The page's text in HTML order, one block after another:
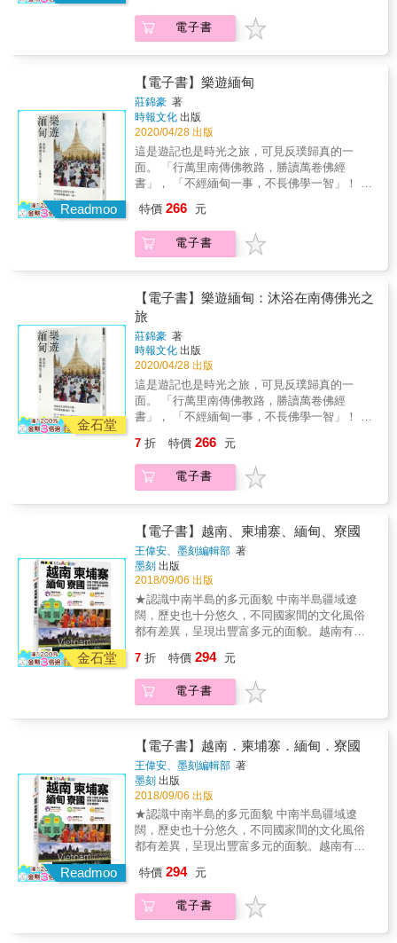
浪費在美好的越南旅行中。 ★ 越獨特越經典
越南不只北中南3大城，8個世界文化遺產別漏
勾， 有海上桂林美譽的下龍灣、田園山水長安
名勝群、中世紀港都會安、 氣派華美順化皇
城、世界最大單體洞窟的風雅洞國家公園探
險、以及占婆帝國留下的美山聖地
&hellip;&hellip; 涵蓋自然與文化，動靜皆宜、
歷久不衰。 ★ 越在地越夯 了解一座城市的最
好方式，自然是跟著當地人生活，鑽進街道與
巷弄，化身越南人直擊在地文化。 走馬看花逛
景點的旅遊已過時，本書告訴你如何接地氣，
穿奧黛逛景點、招呼人力三輪車遊會安古城、
騎摩托車尋找夜市小吃、戴斗笠搭手搖船穿梭
湄公河、 跟隨美奈漁夫的「筒船」捕魚、逛芹
苴水上市場、拜大廚為師煮一桌越南家常菜
個一段時間都會冒出幾個炸開話題的新景點。
讓少女心噴發的粉紅教堂、軍事迷眼紅嫉妒的
DMZ非軍事區、噴水又噴火的峴港金龍橋、 美
奈的濱海大漠沙丘和紅色仙女溪、沙壩梯田健
行、巴拿山佛手橋、富國島的海上鞦韆和跨海
纜車、芽莊的疊山島秘境、以及各處玩不完的
主題樂園&hellip;&hellip; IG打卡不落人後，文
青網美瘋什麼，都讓MOOK專業記者幫你蒐。
★ 越香甜越上癮 越南的咖啡生產量是僅次於巴
西，咖啡就是當地人的日常生活， 從路邊攤、
啡、椰子咖啡到髒髒咖啡，品味各有特色。 跟
著MOOK的腳步，畫出你的咖啡地圖， 本書不
只告訴你哪裏喝咖啡、買咖啡，還要教你自己
道越南人的一天從河粉開始嗎？ 點一碗牛肉河
粉，為何送來一大盤草？ 盯著鴨仔蛋，卻不知
如何下手？ 越南飲食受到中國、法國和柬埔寨
等地的影響，卻又發展出自我特色， 擅用香草
和魚露，清爽健康不油膩。 本書為美食控加開
外掛，網羅各地特色美食、街頭小吃、越式法
餐、新潮流派的Fine Dining，再挑嘴都能滿
灘、清澈透藍的海水， 吸引國際頂級度假村相
繼進駐，順化、峴港、芽莊、美奈、富國島等
的海濱都是兵家必爭之地， 而相較於歐美地區
務、美味的食物，享受奢華與悠閒垂手可得。
&
活的每個細節， 夾在街頭的越式法國三明治
裡、藏在越文寫的中式對聯中、飄過天主教堂
讓越南搖身一變，成為炙手可熱的旅遊市場。
挺過疫情衝擊，後疫時代的越南逐漸恢復正常
生活， 北部千年古都河內、中部新興度假城峴
港、以及南部不夜城胡志明市的旅遊人口再
現。 本書以北、中、南三大城分區，全方位導
入熱騰騰的第一手越南資訊， 介紹區域中各城
景點、挑出不為人知的趣事奇聞、更新交通門
票訊息、提供在地體驗活動、以及吃住買攻略
等， 加上各式各樣的叮嚀提醒與清楚詳細的地
浪費在美好的越南旅行中。 ★ 越獨特越經典
越南不只北中南3大城，8個世界文化遺產別漏
勾， 有海上桂林美譽的下龍灣、田園山水長安
城、世界最大單體洞窟的風雅洞國家公園探
險、以及占婆帝國留下的美山聖地
&hellip;&hellip; 涵蓋自然與文化，動靜皆宜、
歷久不衰。 ★ 越在地越夯 了解一座城市的最
好方式，自然是跟著當地人生活，鑽進街道與
巷弄，化身越南人直擊在地文化。 走馬看花逛
景點的旅遊已過時，本書告訴你如何接地氣，
穿奧黛逛景點、招呼人力三輪車遊會安古城、
湄公河、 跟隨美奈漁夫的「筒船」捕魚、逛芹
苴水上市場、拜大廚為師煮一桌越南家常菜
&hellip;&hellip; 體驗越南，用五感刻寫旅行的
記憶。 ★ 越新潮越多讚 越南持續進化中，每
讓少女心噴發的粉紅教堂、軍事迷眼紅嫉妒的
DMZ非軍事區、噴水又噴火的峴港金龍橋、 美
奈的濱海大漠沙丘和紅色仙女溪、沙壩梯田健
行、巴拿山佛手橋、富國島的海上鞦韆和跨海
纜車、芽莊的疊山島秘境、以及各處玩不完的
主題樂園&hellip;&hellip; IG打卡不落人後，文
青網美瘋什麼，都讓MOOK專業記者幫你蒐。
★ 越香甜越上癮 越南的咖啡生產量是僅次於巴
西，咖啡就是當地人的日常生活， 從路邊攤、
啡、椰子咖啡到髒髒咖啡，品味各有特色。 跟
著MOOK的腳步，畫出你的咖啡地圖， 本書不
只告訴你哪裏喝咖啡、買咖啡，還要教你自己
道越南人的一天從河粉開始嗎？ 點一碗牛肉河
粉，為何送來一大盤草？ 盯著鴨仔蛋，卻不知
如何下手？ 越南飲食受到中國、法國和柬埔寨
等地的影響，卻又發展出自我特色， 擅用香草
和魚露，清爽健康不油膩。 本書為美食控加開
外掛，網羅各地特色美食、街頭小吃、越式法
餐、新潮流派的Fine Dining，再挑嘴都能滿
灘、清澈透藍的海水， 吸引國際頂級度假村相
繼進駐，順化、峴港、芽莊、美奈、富國島等
的海濱都是兵家必爭之地， 而相較於歐美地區
電子書
Readmoo
【電子書】樂遊緬甸
莊錦豪 著
時報文化 出版
2020/04/28 出版
這是遊記也是時光之旅，可見反璞歸真的一
面。 「行萬里南傳佛教路，勝讀萬卷佛經
書」， 「不經緬甸一事，不長佛學一智」！ 做
智慧能夠成為自己人生的心靈導師。 這一趟旅
遊行程，筆者深刻感受到在大而靜穆的緬甸佛
寺內，透過與佛陀簡單又直接的對話，順利進
筆者是一名醫師，向來篤信數字，但隨著年紀
漸長，人生資歷愈見豐厚，開始轉而追求心靈
上的富足與美好&hellip;&hellip; 堅信旅行不只
是另一次的充電，旅途中的一切美好事物與其
背後代表的內涵， 對他都是反省、瞭解、珍惜
以致蛻變成長的過程！ 而緬甸一行，讓他更加
了解這個佛教古國的底蘊&hellip;&hellip; 旅行
途中的每顆「心」、每雙「眼」，都讓他看見
更不一樣的美好世界。 理解這個國家愈多，讓
特價 266 元
電子書
金石堂
【電子書】樂遊緬甸：沐浴在南傳佛光之
旅
莊錦豪 著
時報文化 出版
2020/04/28 出版
這是遊記也是時光之旅，可見反璞歸真的一
面。 「行萬里南傳佛教路，勝讀萬卷佛經
書」， 「不經緬甸一事，不長佛學一智」！ 做
智慧能夠成為自己人生的心靈導師。 這一趟旅
遊行程，筆者深刻感受到在大而靜穆的緬甸佛
寺內，透過與佛陀簡單又直接的對話，順利進
筆者是一名醫師，向來篤信數字，但隨著年紀
漸長，人生資歷愈見豐厚，開始轉而追求心靈
上的富足與美好&hellip;&hellip; 堅信旅行不只
是另一次的充電，旅途中的一切美好事物與其
背後代表的內涵， 對他都是反省、瞭解、珍惜
以致蛻變成長的過程！ 而緬甸一行，讓他更加
了解這個佛教古國的底蘊&hellip;&hellip; 旅行
途中的每顆「心」、每雙「眼」，都讓他看見
他的身心靈愈有方向─一個更加美好的世界。
7 折 特價 266 元
電子書
金石堂
【電子書】越南、柬埔寨、緬甸、寮國
王偉安、墨刻編輯部 著
墨刻 出版
2018/09/06 出版
★認識中南半島的多元面貌 中南半島疆域遼
闊，歷史也十分悠久，不同國家間的文化風俗
都有差異，呈現出豐富多元的面貌。越南有著
山聖地也是知名的世界遺產，越南料理更是享
譽全球。柬埔寨最出名的則是被選為新世界奇
景的吳哥遺跡群，暹粒和金邊也都是迷人的城
點。 & ★分區導覽，深入大城小鎮 越南的胡志
明市、順化、會安、河內、下龍灣；柬埔寨的
吳哥、暹粒、金邊；寮國的永珍、龍坡邦、旺
陽；緬甸的仰光、蒲甘和曼德勒等等熱門旅遊
目的地，本書囊括經典的觀光路線、新興的旅
遊景點和渡假放鬆的好去處，搭配詳盡的城市
地圖和交通攻略，一書在手，暢遊中南半島。
& ★拒絕走馬看花！看懂中南半島之美 在中南
半島觀光，到處都是寺廟和宗教建築，尤其在
會淪為走馬看花，本書的景點介紹詳盡，讓讀
者能知其所以然，玩得更充實！ & ★美景還需
美食作伴 越南料理在全世界一直享有高人氣，
7 折 特價 294 元
電子書
Readmoo
【電子書】越南．柬埔寨．緬甸．寮國
王偉安、墨刻編輯部 著
墨刻 出版
2018/09/06 出版
★認識中南半島的多元面貌 中南半島疆域遼
闊，歷史也十分悠久，不同國家間的文化風俗
都有差異，呈現出豐富多元的面貌。越南有著
山聖地也是知名的世界遺產，越南料理更是享
譽全球。柬埔寨最出名的則是被選為新世界奇
景的吳哥遺跡群，暹粒和金邊也都是迷人的城
特價 294 元
電子書